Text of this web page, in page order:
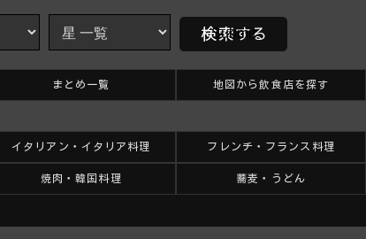
まとめ一覧 地図から飲食店を探す
イタリアン・イタリア料理 フレンチ・フランス料理
焼肉・韓国料理 蕎麦・うどん